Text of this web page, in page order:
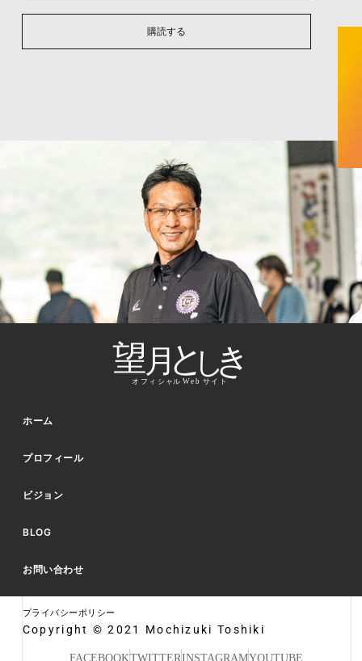
購読する
ホーム
プロフィール
ビジョン
BLOG
お問い合わせ
プライバシーポリシー
Copyright © 2021 Mochizuki Toshiki
FACEBOOKTWITTERINSTAGRAMYOUTUBE